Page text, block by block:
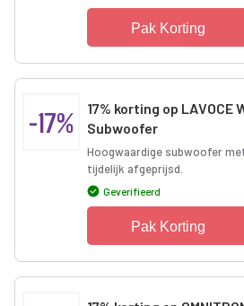
Pak Korting
-17%
17% korting op LAVOCE
Subwoofer
Hoogwaardige subwoofer
tijdelijk afgeprijsd.
Geverifieerd
Pak Korting